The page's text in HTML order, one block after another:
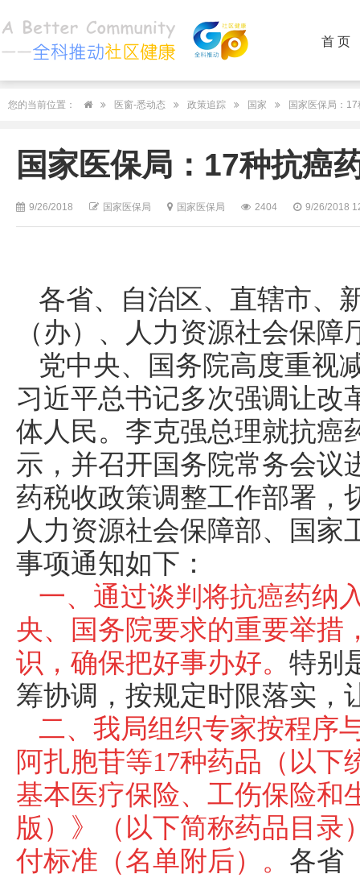
首 页
您的当前位置： 医窗-悉动态 政策追踪 国家 国家医保局：
国家医保局：17种抗癌
9/26/2018 国家医保局 国家医保局 2404 9/26/2018
各省、自治区、直辖市、
（办）、人力资源社会保
党中央、国务院高度重视
习近平总书记多次强调让改
体人民。李克强总理就抗癌
示，并召开国务院常务会议
药税收政策调整工作部署，
人力资源社会保障部、国家
事项通知如下：
一、通过谈判将抗癌药纳
央、国务院要求的重要举措
识，确保把好事办好。 特别
筹协调，按规定时限落实，
二、我局组织专家按程序
阿扎胞苷等17种药品（以下
基本医疗保险、工伤保险和
版）》（以下简称药品目录
付标准（名单附后）。 各省